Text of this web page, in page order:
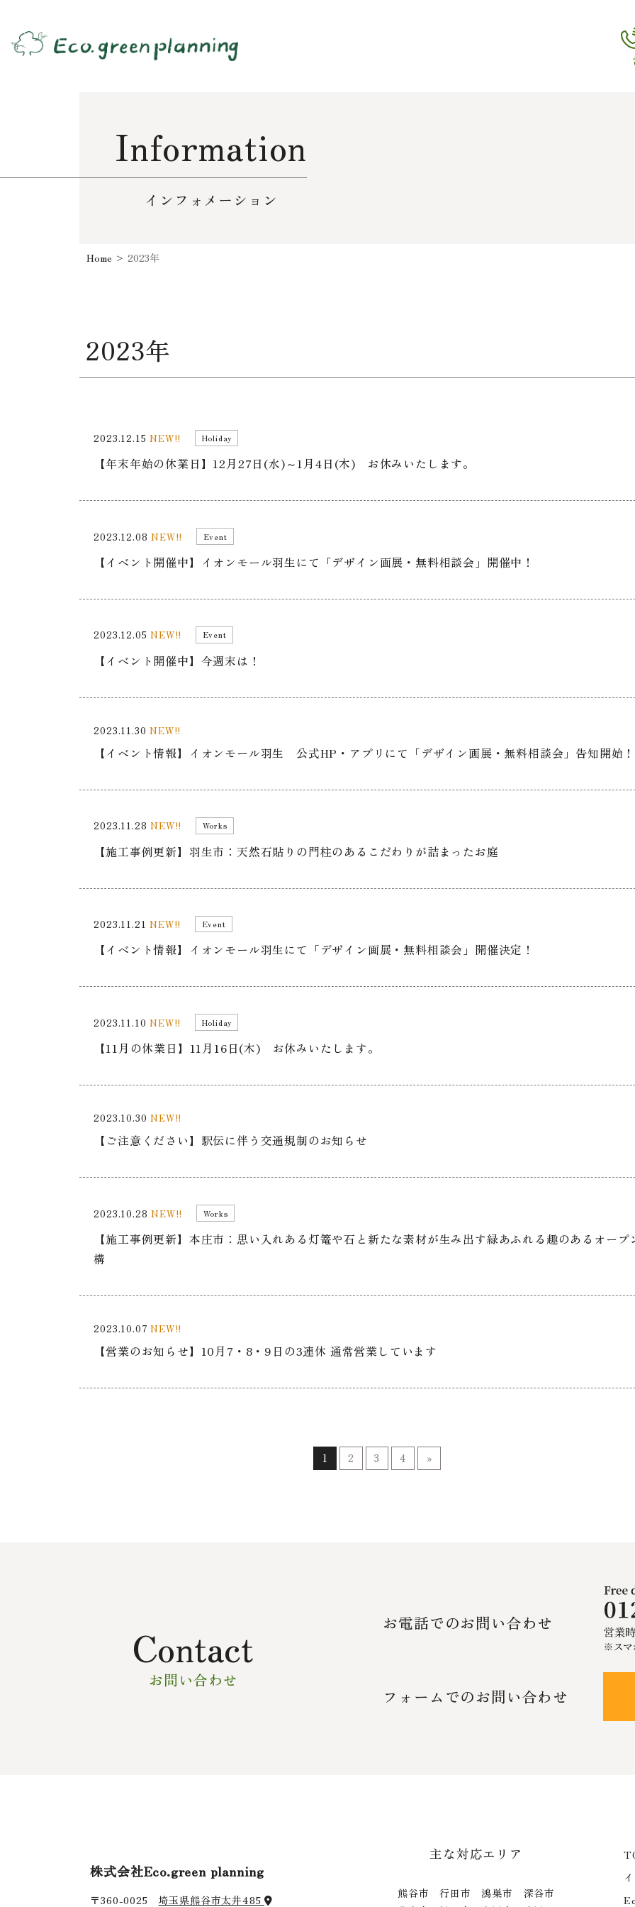
Information
インフォメーション
Home >2023年
2023年
2023.12.15NEW!! Holiday
【年末年始の休業日】12月27日(水)～1月4日(木) お休みいたします。
2023.12.08NEW!! Event
【イベント開催中】イオンモール羽生にて「デザイン画展・無料相談会」開催中！
2023.12.05NEW!! Event
【イベント開催中】今週末は！
2023.11.30NEW!!
【イベント情報】イオンモール羽生 公式HP・アプリにて「デザイン画展・無料相談会」告知開始！
2023.11.28NEW!! Works
【施工事例更新】羽生市：天然石貼りの門柱のあるこだわりが詰まったお庭
2023.11.21NEW!! Event
【イベント情報】イオンモール羽生にて「デザイン画展・無料相談会」開催決定！
2023.11.10NEW!! Holiday
【11月の休業日】11月16日(木) お休みいたします。
2023.10.30NEW!!
【ご注意ください】駅伝に伴う交通規制のお知らせ
2023.10.28NEW!! Works
【施工事例更新】本庄市：思い入れある灯篭や石と新たな素材が生み出す緑あふれる趣のあるオープ
構
2023.10.07NEW!!
【営業のお知らせ】10月7・8・9日の3連休 通常営業しています
1 2 3 4 »
Contact
お問い合わせ
お電話でのお問い合わせ
フォームでのお問い合わせ
株式会社Eco.green planning
〒360-0025 埼玉県熊谷市太井485
主な対応エリア
熊谷市 行田市 鴻巣市 深谷市